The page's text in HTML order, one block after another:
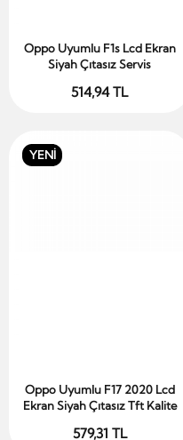
Sepete Ekle
Oppo Uyumlu F1s Lcd Ekran
Siyah Çıtasız Servis
514,94 TL
YENİ
Sepete Ekle
Oppo Uyumlu F17 2020 Lcd
Ekran Siyah Çıtasız Tft Kalite
579,31 TL